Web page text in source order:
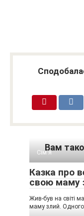
Вам
Сім'я
Казка про
свою маму
Жив-був на світі
маму злий. Одного